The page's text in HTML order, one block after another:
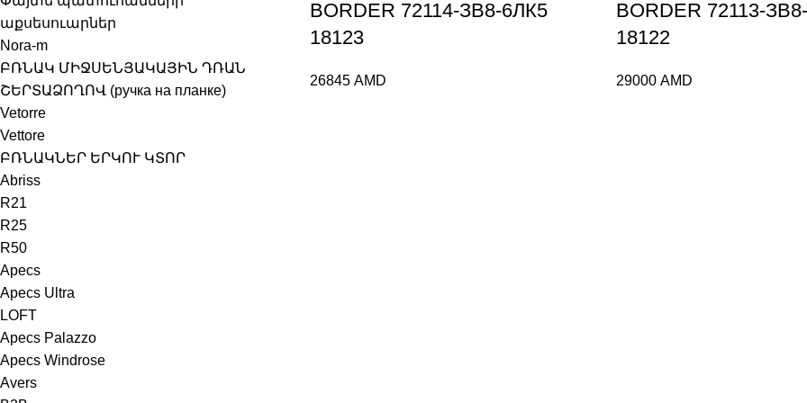
աքսեսուարներ
Nora-m
ԲՌՆԱԿ ՄԻՋՍԵՆՅԱԿԱՅԻՆ ԴՌԱՆ
ՇԵՐՏԱՁՈՂՈՎ (ручка на планке)
Vetorre
Vettore
ԲՌՆԱԿՆԵՐ ԵՐԿՈՒ ԿՏՈՐ
Abriss
R21
R25
R50
Apecs
Apecs Ultra
LOFT
Apecs Palazzo
Apecs Windrose
Avers
BORDER 72114-ЗВ8-6ЛК5
18123
26845 AMD
BORDER 72113-
18122
29000 AMD